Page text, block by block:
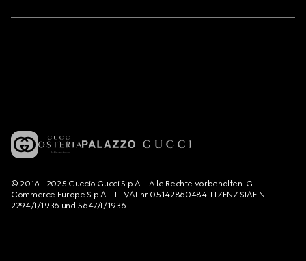
© 2016 - 2025 Guccio Gucci S.p.A. - Alle Rechte vorbehalten. G
Commerce Europe S.p.A. - IT VAT nr 05142860484. LIZENZ SIAE N.
2294/I/1936 und 5647/I/1936